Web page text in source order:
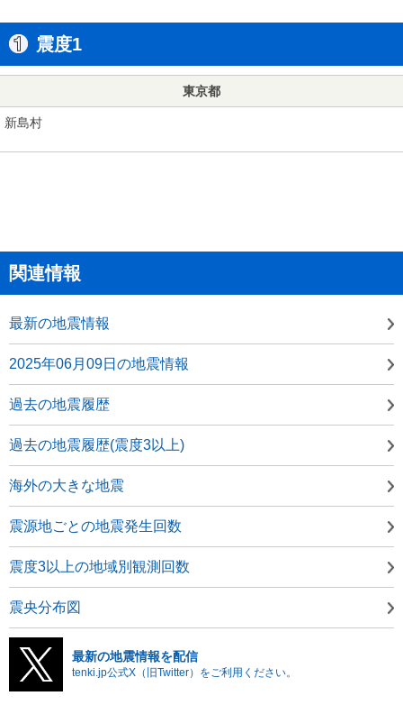
震度1
東京都
新島村
関連情報
最新の地震情報
2025年06月09日の地震情報
過去の地震履歴
過去の地震履歴(震度3以上)
海外の大きな地震
震源地ごとの地震発生回数
震度3以上の地域別観測回数
震央分布図
最新の地震情報を配信
tenki.jp公式X（旧Twitter）をご利用ください。